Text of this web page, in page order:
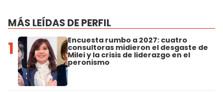
MÁS LEÍDAS DE PERFIL
1 Encuesta rumbo a 2027: cuatro
consultoras midieron el desgaste de
Milei y la crisis de liderazgo en el
peronismo